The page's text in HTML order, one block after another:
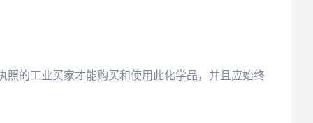
的工业买家才能购买和使用此化学品，并且应始终